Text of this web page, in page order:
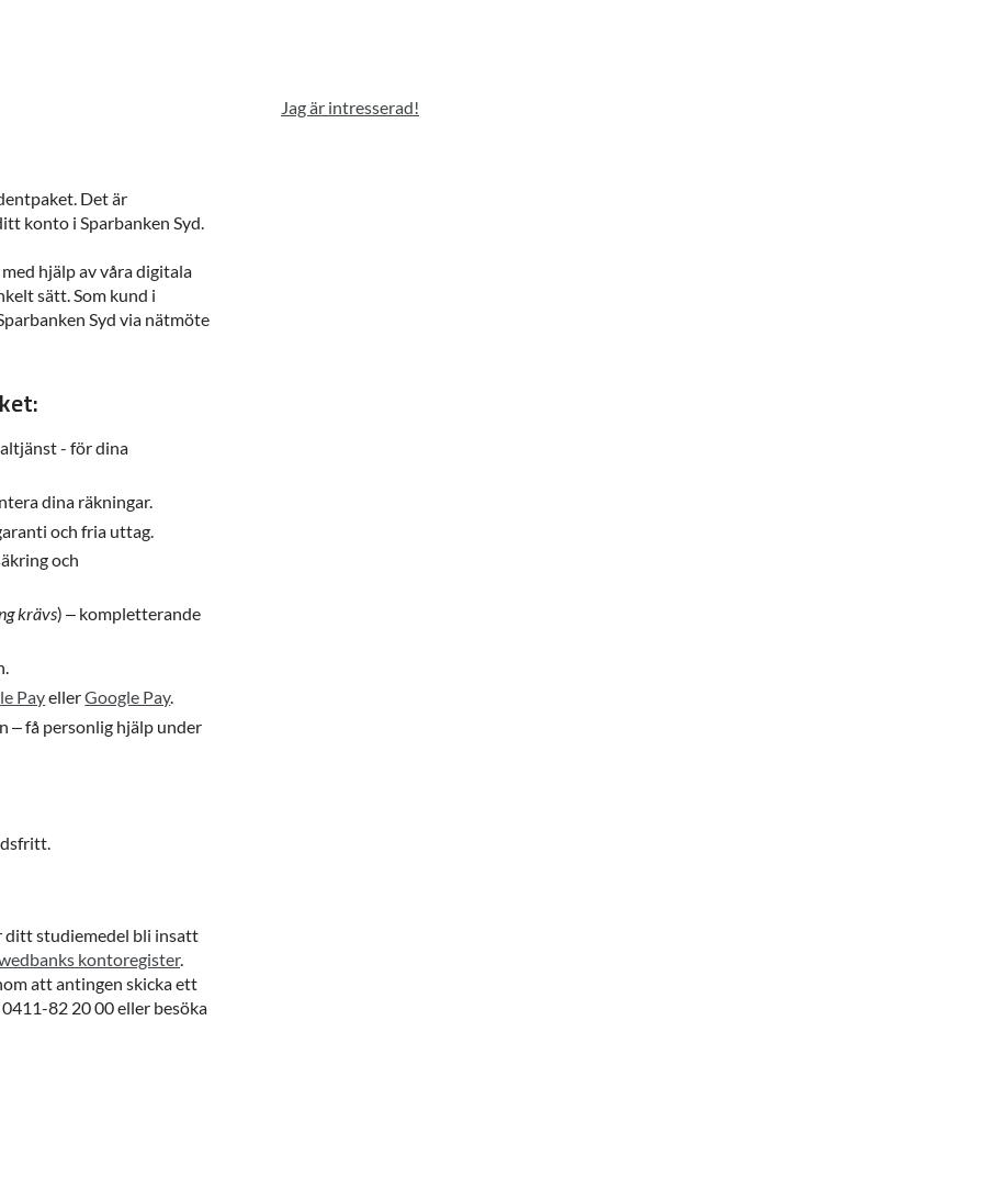
Det är
konto i Sparbanken Syd.
hjälp av våra digitala
sätt. Som kund i
Syd via nätmöte
- för dina
dina räkningar.
och fria uttag.
och
krävs) – kompletterande
PayellerGoogle Pay.
– få personlig hjälp under
ditt studiemedel bli insatt
kontoregister.
att antingen skicka ett
82 20 00 eller besöka
Jag är intresserad!